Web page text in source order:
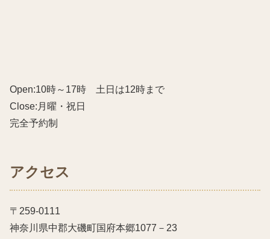
Open:10時～17時 土日は12時まで
Close:月曜・祝日
完全予約制
アクセス
〒259-0111
神奈川県中郡大磯町国府本郷1077－23